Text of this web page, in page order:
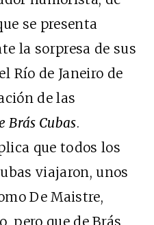
se presenta
la sorpresa de sus
Río de Janeiro de
de las
Brás Cubas.
que todos los
viajaron, unos
De Maistre,
pero que de Brás